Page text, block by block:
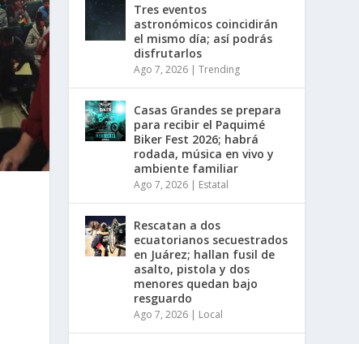
Tres eventos
astronómicos coincidirán
el mismo día; así podrás
disfrutarlos
Ago 7, 2026 |Trending
Casas Grandes se prepara
para recibir el Paquimé
Biker Fest 2026; habrá
rodada, música en vivo y
ambiente familiar
Ago 7, 2026 | Estatal
Rescatan a dos
ecuatorianos secuestrados
en Juárez; hallan fusil de
asalto, pistola y dos
menores quedan bajo
resguardo
Ago 7, 2026 | Local